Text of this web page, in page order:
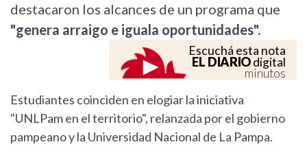
destacaron los alcances de un programa que
"genera arraigo e iguala oportunidades".
Escuchá esta nota
EL DIARIOdigital
minutos
Estudiantes coinciden en elogiar la iniciativa
"UNLPam en el territorio", relanzada por el gobierno
pampeano y la Universidad Nacional de La Pampa.